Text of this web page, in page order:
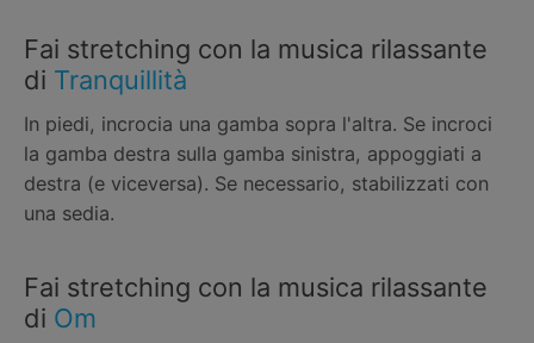
Fai stretching con la musica rilassante
di Tranquillità
In piedi, incrocia una gamba sopra l'altra. Se incroci
la gamba destra sulla gamba sinistra, appoggiati a
destra (e viceversa). Se necessario, stabilizzati con
una sedia.
Fai stretching con la musica rilassante
di Om